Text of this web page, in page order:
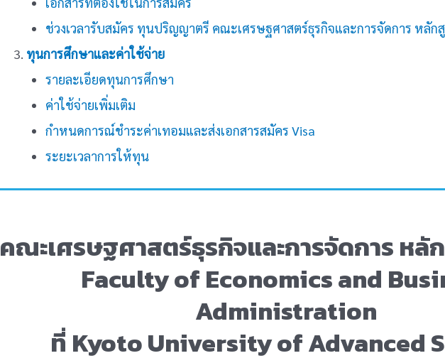
ช่วงเวลารับสมัคร ทุนปริญญาตรี คณะเศรษฐศาสตร์ธุรกิจและการจัดการ หลัก
ทุนการศึกษาและค่าใช้จ่าย
รายละเอียดทุนการศึกษา
ค่าใช้จ่ายเพิ่มเติม
กำหนดการณ์ชำระค่าเทอมและส่งเอกสารสมัคร Visa
ระยะเวลาการให้ทุน
คณะเศรษฐศาสตร์ธุรกิจและการจัดการหลั
Faculty of Economics and
Administration
ที่ Kyoto University of Advanced